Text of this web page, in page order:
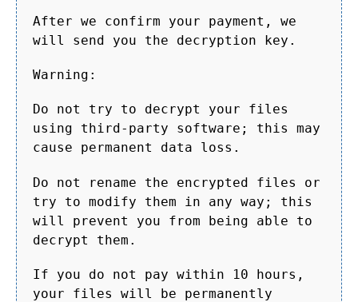
After we confirm your payment, we
will send you the decryption key.
Warning:
Do not try to decrypt your files
using third-party software; this may
cause permanent data loss.
Do not rename the encrypted files or
try to modify them in any way; this
will prevent you from being able to
decrypt them.
If you do not pay within 10 hours,
your files will be permanently